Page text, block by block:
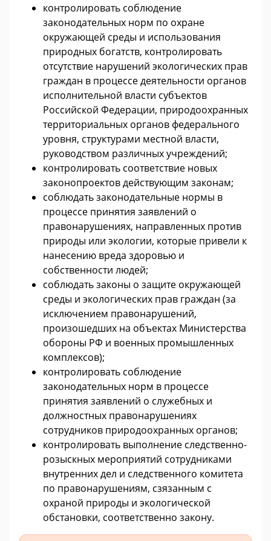
контролировать соблюдение
законодательных норм по охране
окружающей среды и использования
природных богатств, контролировать
отсутствие нарушений экологических прав
граждан в процессе деятельности органов
исполнительной власти субъектов
Российской Федерации, природоохранных
территориальных органов федерального
уровня, структурами местной власти,
руководством различных учреждений;
контролировать соответствие новых
законопроектов действующим законам;
соблюдать законодательные нормы в
процессе принятия заявлений о
правонарушениях, направленных против
природы или экологии, которые привели к
нанесению вреда здоровью и
собственности людей;
соблюдать законы о защите окружающей
среды и экологических прав граждан (за
исключением правонарушений,
произошедших на объектах Министерства
обороны РФ и военных промышленных
комплексов);
контролировать соблюдение
законодательных норм в процессе
принятия заявлений о служебных и
должностных правонарушениях
сотрудников природоохранных органов;
контролировать выполнение следственно-
розыскных мероприятий сотрудниками
внутренних дел и следственного комитета
по правонарушениям, сзязанным с
охраной природы и экологической
обстановки, соответственно закону.